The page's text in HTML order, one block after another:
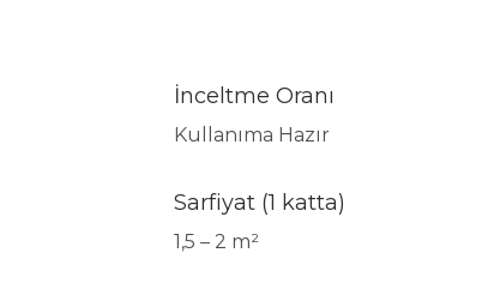
İnceltme Oranı
Kullanıma Hazır
Sarfiyat (1 katta)
1,5 – 2 m²